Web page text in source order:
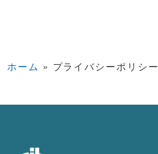
ホーム » プライバシーポリシー